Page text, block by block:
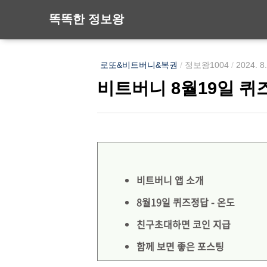
똑똑한 정보왕
로또&비트버니&복권 / 정보왕1004 / 2024.
비트버니 8월19일 퀴
비트버니 앱 소개
8월19일 퀴즈정답 - 온도
친구초대하면 코인 지급
함께 보면 좋은 포스팅